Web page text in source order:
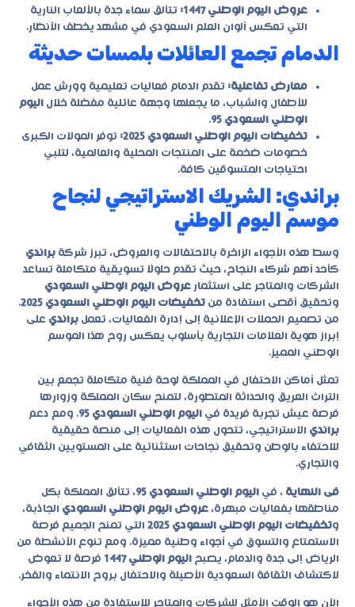
عروض اليوم الوطني 1447:
تتألق سماء جدة بالألعاب النارية
التي تعكس ألوان العلم السعودي في مشهد يخطف الأنظار.
الدمام تجمع العائلات بلمسات حديثة
معارض تفاعلية: تقدم الدمام فعاليات تعليمية وورش عمل
للأطفال والشباب، ما يجعلها وجهة عائلية مفضلة خلال اليوم
الوطني السعودي 95
.
تخفيضات اليوم الوطني السعودي 2025:
توفر المولات الكبرى
خصومات ضخمة على المنتجات المحلية والعالمية، لتلبي
احتياجات المتسوقين كافة.
براندي: الشريك الاستراتيجي لنجاح
موسم اليوم الوطني
وسط هذه الأجواء الزاخرة بالاحتفالات والعروض، تبرز شركة براندي
كأحد أهم شركاء النجاح، حيث تقدم حلولًا تسويقية متكاملة تساعد
الشركات والمتاجر على استثمار عروض اليوم الوطني السعودي
وتحقيق أقصى استفادة من تخفيضات اليوم الوطني السعودي 2025
.
من تصميم الحملات الإعلانية إلى إدارة الفعاليات، تعمل براندي على
إبراز هوية العلامات التجارية بأسلوب يعكس روح هذا الموسم
الوطني المميز.
تمثل أماكن الاحتفال في المملكة لوحة فنية متكاملة تجمع بين
التراث العريق والحداثة المتطورة، لتمنح سكان المملكة وزوارها
فرصة عيش تجربة فريدة في اليوم الوطني السعودي 95
. ومع دعم
براندي الاستراتيجي، تتحول هذه الفعاليات إلى منصة حقيقية
للاحتفاء بالوطن وتحقيق نجاحات استثنائية على المستويين الثقافي
والتجاري.
فى النهاية ، في اليوم الوطني السعودي 95
، تتألق المملكة بكل
مناطقها بفعاليات مبهرة، عروض اليوم الوطني السعودي الجاذبة،
وتخفيضات اليوم الوطني السعودي 2025
التي تمنح الجميع فرصة
الاستمتاع والتسوق في أجواء وطنية مميزة. ومع تنوع الأنشطة من
الرياض إلى جدة والدمام، يصبح اليوم الوطني 1447
فرصة لا تعوض
لاكتشاف الثقافة السعودية الأصيلة والاحتفال بروح الانتماء والفخر.
الآن هو الوقت الأمثل للشركات والمتاجر للاستفادة من هذه الأجواء